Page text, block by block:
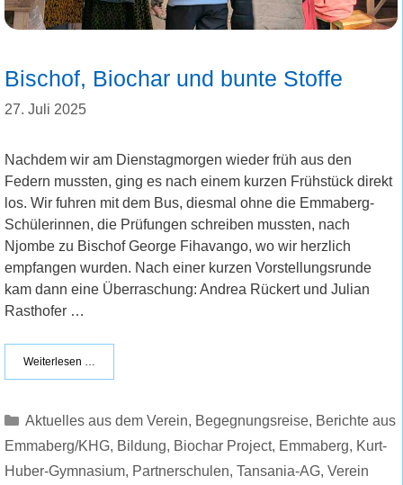
Bischof, Biochar und bunte Stoffe
27. Juli 2025
Nachdem wir am Dienstagmorgen wieder früh aus den
Federn mussten, ging es nach einem kurzen Frühstück direkt
los. Wir fuhren mit dem Bus, diesmal ohne die Emmaberg-
Schülerinnen, die Prüfungen schreiben mussten, nach
Njombe zu Bischof George Fihavango, wo wir herzlich
empfangen wurden. Nach einer kurzen Vorstellungsrunde
kam dann eine Überraschung: Andrea Rückert und Julian
Rasthofer …
Weiterlesen …
Kategorien
Aktuelles aus dem Verein, Begegnungsreise, Berichte aus
Emmaberg/KHG, Bildung, Biochar Project, Emmaberg, Kurt-
Huber-Gymnasium, Partnerschulen, Tansania-AG, Verein